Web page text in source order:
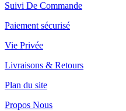
Suivi De Commande
Paiement sécurisé
Vie Privée
Livraisons & Retours
Plan du site
Propos Nous